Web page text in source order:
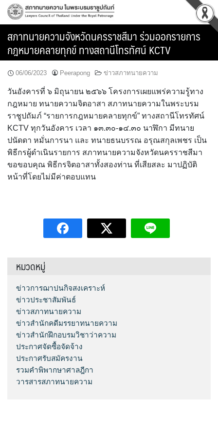
Skip
สภาทนายความจังหวัดนครราชสีมา ร่วมออกรายการ
กฎหมายคลายทุกข์ ทางสถานีโทรทัศน์ KCTV
06/06/2023 Peerapong ข่าวสภาทนายความ
วันอังคารที่ ๖ มิถุนายน ๒๕๖๖ โครงการเผยแพร่ความรู้ทาง
กฎหมาย ทนายความจิตอาสา สภาทนายความในพระบรม
ราชูปถัมภ์ “รายการกฎหมายคลายทุกข์” ทางสถานีโทรทัศน์
KCTV ทุกวันอังคาร เวลา ๑๓.๓๐-๑๔.๓๐ นาฬิกา มีทนาย
ปนัดดา หมั่นการนา และ ทนายธนบรรณ อรุณสกุลเพชร เป็น
พิธีกรผู้ดำเนินรายการ สภาทนายความจังหวัดนครราชสีมา
ขอขอบคุณ พิธีกรจิตอาสาทั้งสองท่าน ที่เสียสละ มาปฏิบัติ
หน้าที่โดยไม่มีค่าตอบแทน
หมวดหมู่
ข่าวการฌาปนกิจสงเคราะห์
ข่าวประชาสัมพันธ์
ข่าวสภาทนายความ
ข่าวสำนักคดีมรรยาทนายความ
ข่าวสำนักฝึกอบรมวิชาว่าความ
ประกาศจัดซื้อจัดจ้าง
ประกาศรับสมัครงาน
รวมคำพิพากษาศาลฎีกา
วารสารสภาทนายความ